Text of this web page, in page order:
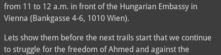
from 11 to 12 a.m. in front of the Hungarian Embassy in
Vienna (Bankgasse 4-6, 1010 Wien).
Lets show them before the next trails start that we continue
to struggle for the freedom of Ahmed and against the